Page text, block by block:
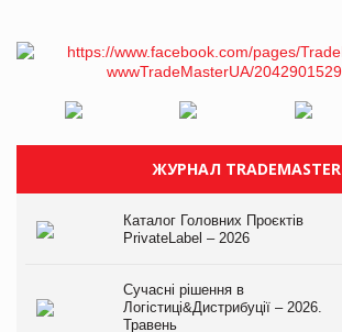
ЖУРНАЛ TRADEMASTER
Каталог Головних Проєктів
PrivateLabel – 2026
Сучасні рішення в
Логістиці&Дистрибуції – 2026.
Травень